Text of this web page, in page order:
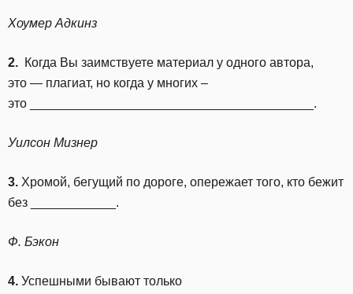
Хоумер Адкинз
2. Когда Вы заимствуете материал у одного автора,
это — плагиат, но когда у многих –
это ________________________________________.
Уилсон Мизнер
3. Хромой, бегущий по дороге, опережает того, кто бежит
без ____________.
Ф. Бэкон
4. Успешными бывают только